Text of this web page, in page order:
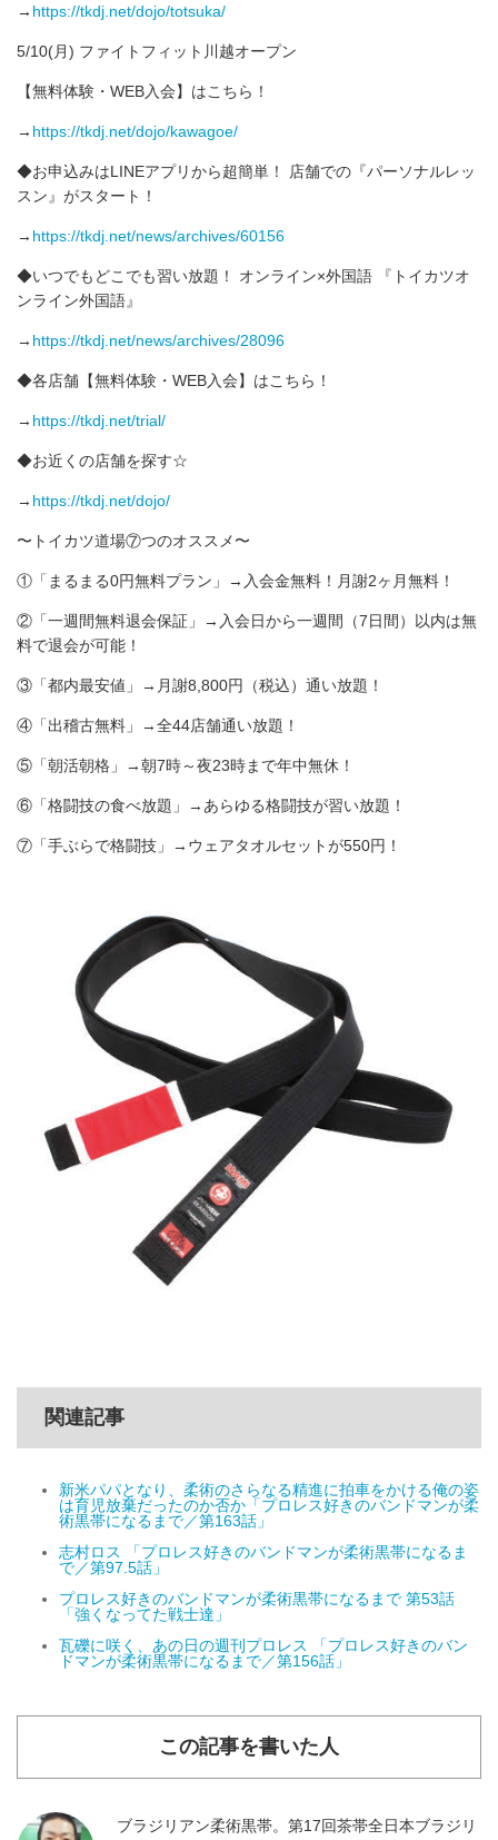
→ https://tkdj.net/dojo/totsuka/
5/10(月) ファイトフィット川越オープン
【無料体験・WEB入会】はこちら！
→ https://tkdj.net/dojo/kawagoe/
◆お申込みはLINEアプリから超簡単！ 店舗での『パーソナルレッ
スン』がスタート！
→ https://tkdj.net/news/archives/60156
◆いつでもどこでも習い放題！ オンライン×外国語 『トイカツオ
ンライン外国語』
→ https://tkdj.net/news/archives/28096
◆各店舗【無料体験・WEB入会】はこちら！
→ https://tkdj.net/trial/
◆お近くの店舗を探す☆
→ https://tkdj.net/dojo/
〜トイカツ道場⑦つのオススメ〜
①「まるまる0円無料プラン」→入会金無料！月謝2ヶ月無料！
②「一週間無料退会保証」→入会日から一週間（7日間）以内は無
料で退会が可能！
③「都内最安値」→月謝8,800円（税込）通い放題！
④「出稽古無料」→全44店舗通い放題！
⑤「朝活朝格」→朝7時～夜23時まで年中無休！
⑥「格闘技の食べ放題」→あらゆる格闘技が習い放題！
⑦「手ぶらで格闘技」→ウェアタオルセットが550円！
関連記事
新米パパとなり、柔術のさらなる精進に拍車をかける俺の姿
は育児放棄だったのか否か「プロレス好きのバンドマンが柔
術黒帯になるまで／第163話」
志村ロス 「プロレス好きのバンドマンが柔術黒帯になるま
で／第97.5話」
プロレス好きのバンドマンが柔術黒帯になるまで 第53話
「強くなってた戦士達」
瓦礫に咲く、あの日の週刊プロレス 「プロレス好きのバン
ドマンが柔術黒帯になるまで／第156話」
この記事を書いた人
ブラジリアン柔術黒帯。第17回茶帯全日本ブラジリ